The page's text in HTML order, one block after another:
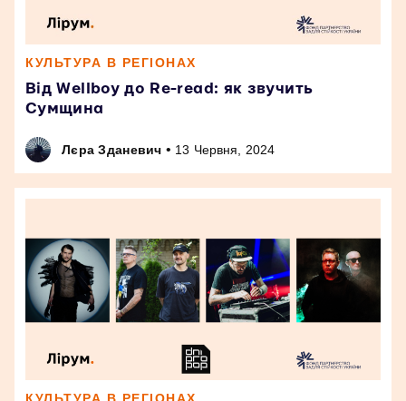
КУЛЬТУРА В РЕГІОНАХ
Від Wellboy до Re-read: як звучить
Сумщина
Лєра Зданевич • 13 Червня, 2024